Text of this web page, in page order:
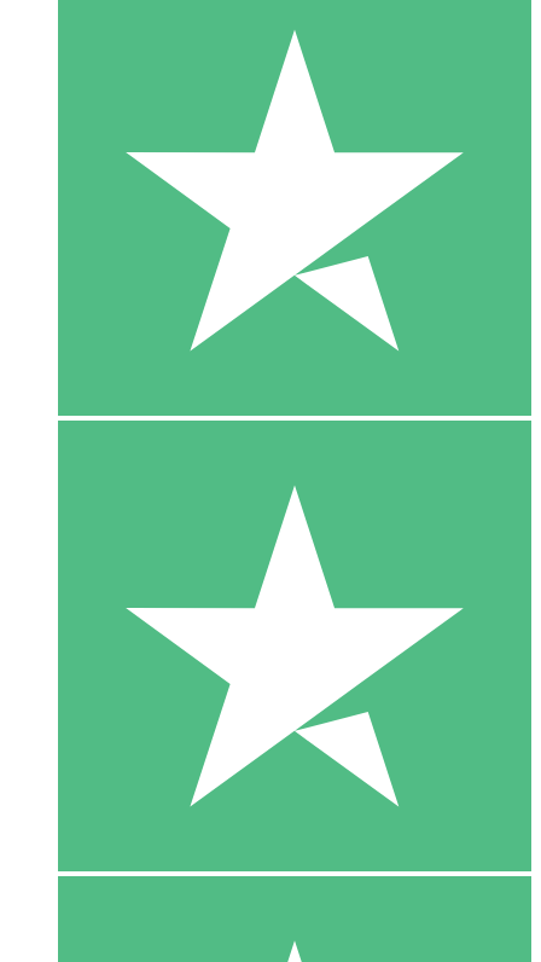
10 Downloads
20 00